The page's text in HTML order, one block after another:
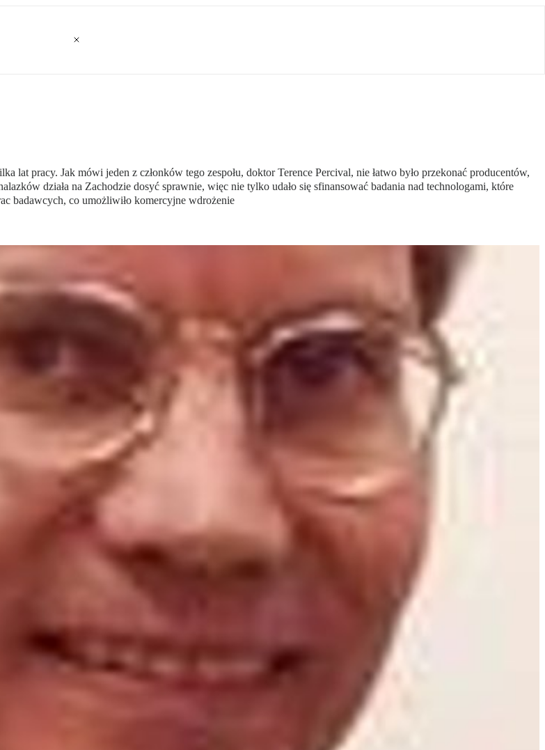
lat pracy. Jak mówi jeden z członków tego zespołu, doktor Terence Percival, nie łatwo było przekonać producentów,
działa na Zachodzie dosyć sprawnie, więc nie tylko udało się sfinansować badania nad technologami, które
badawcych, co umożliwiło komercyjne wdrożenie